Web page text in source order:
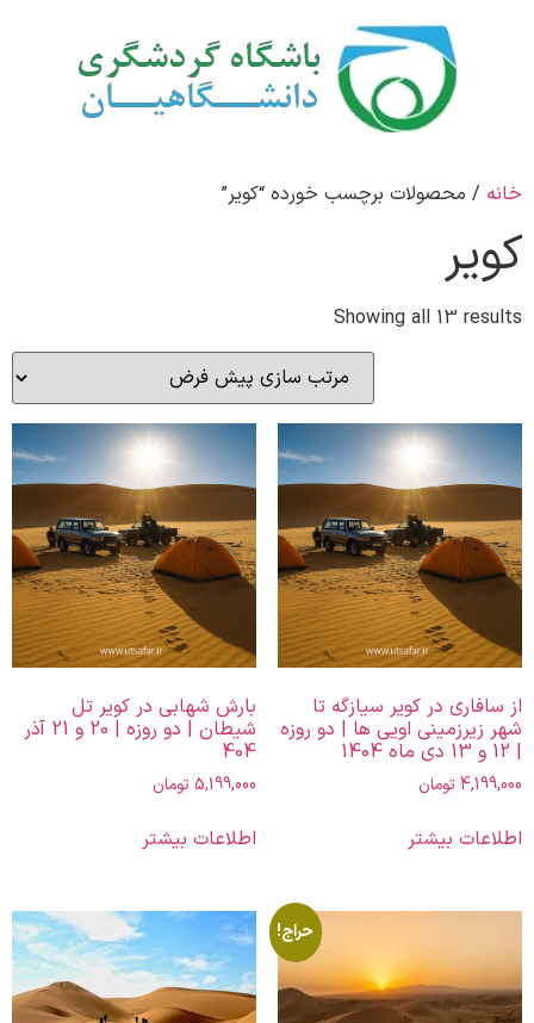
خانه / محصولات برچسب خورده “کویر”
کویر
Showing all 13 results
از سافاری در کویر سیازگه تا
شهر زیرزمینی اویی ها | دو روزه
| 12 و 13 دی ماه 1404
4,199,000تومان
اطلاعات بیشتر
بارش شهابی در کویر تل
شیطان | دو روزه | 20 و 21 آذر
404
5,199,000 تومان
اطلاعات بیشتر
حراج!